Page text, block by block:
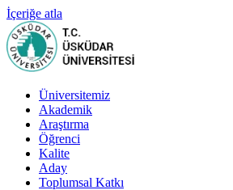
İçeriğe atla
Üniversitemiz
Akademik
Araştırma
Öğrenci
Kalite
Aday
Toplumsal Katkı